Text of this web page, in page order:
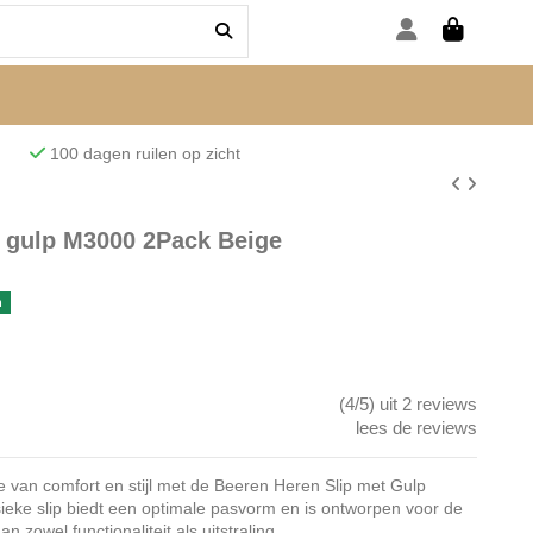
100 dagen ruilen op zicht
M3000 2Pack Beige
(4/5) uit 2 reviews
lees de reviews
van comfort en stijl met de Beeren Heren Slip met Gulp
slip biedt een optimale pasvorm en is ontworpen voor de